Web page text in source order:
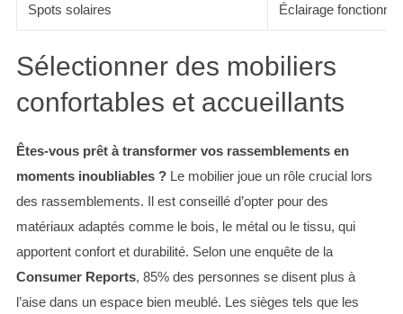
Spots solaires Éclairage
Sélectionner des mobiliers
confortables et accueillants
Êtes-vous prêt à transformer vos rassemblements en
moments inoubliables ?Le mobilier joue un rôle crucial lors
des rassemblements. Il est conseillé d’opter pour des
matériaux adaptés comme le bois, le métal ou le tissu, qui
apportent confort et durabilité. Selon une enquête de la
Consumer Reports, 85% des personnes se disent plus à
l’aise dans un espace bien meublé. Les sièges tels que les